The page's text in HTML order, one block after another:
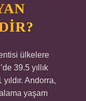
ülkelere
39.5 yıllık
Andorra,
yaşam